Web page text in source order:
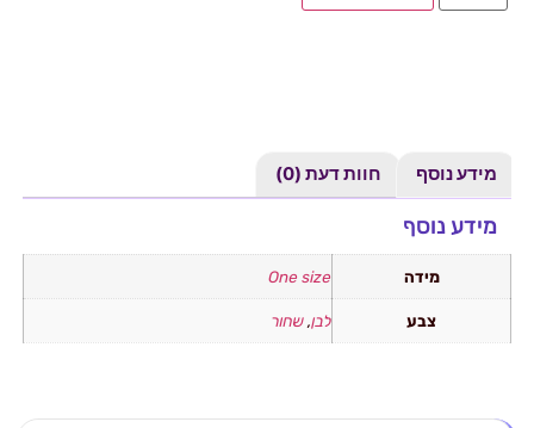
מידע נוסף חוות דעת (0)
מידע נוסף
מידה One size
צבע לבן,שחור